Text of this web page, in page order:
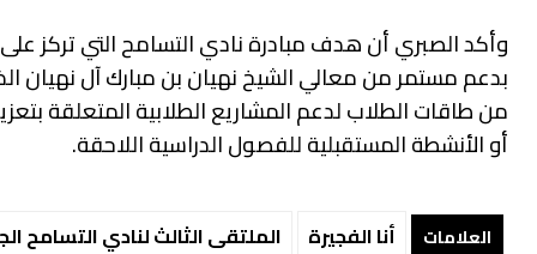
وأكد الصبري أن هدف مبادرة نادي التسامح التي تركز
بدعم مستمر من معالي الشيخ نهيان بن مبارك آل نهيان
من طاقات الطلاب لدعم المشاريع الطلابية المتعلقة
أو الأنشطة المستقبلية للفصول الدراسية اللاحقة.
العلامات أنا الفجيرة الملتقى الثالث لنادي التسامح